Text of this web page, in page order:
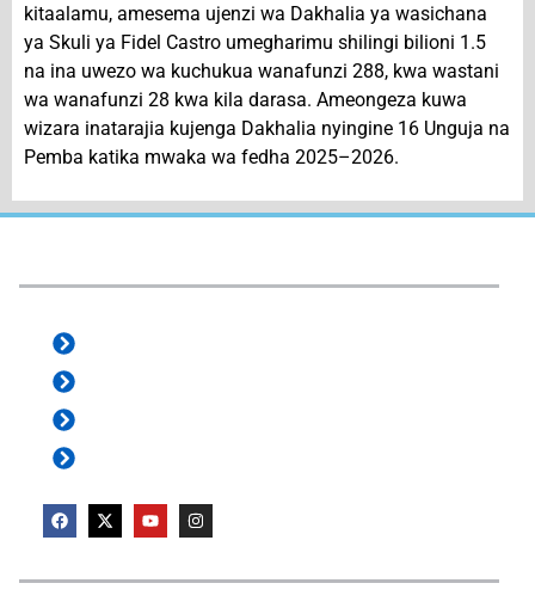
kitaalamu, amesema ujenzi wa Dakhalia ya wasichana
ya Skuli ya Fidel Castro umegharimu shilingi bilioni 1.5
na ina uwezo wa kuchukua wanafunzi 288, kwa wastani
wa wanafunzi 28 kwa kila darasa. Ameongeza kuwa
wizara inatarajia kujenga Dakhalia nyingine 16 Unguja na
Pemba katika mwaka wa fedha 2025–2026.